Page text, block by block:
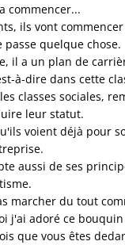
commencer...
ils vont
quelque chose.
il a un plan de
à-dire dans cette
classes sociales,
leur statut.
voient déjà pour
aussi de ses
marcher du tout
j'ai adoré ce bouquin
que vous êtes